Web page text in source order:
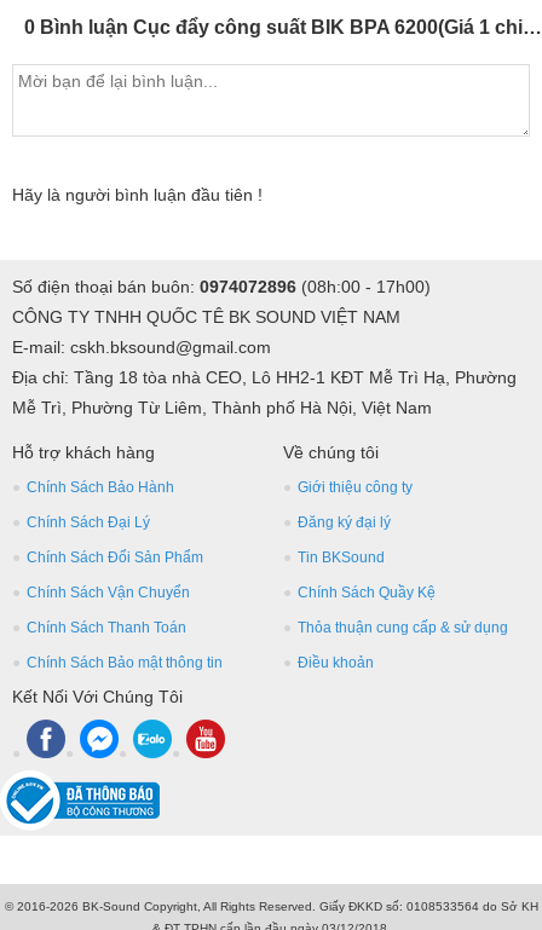
0 Bình luận Cục đẩy công suất BIK BPA 6200(Giá 1 chiếc)
Hãy là người bình luận đầu tiên !
Số điện thoại bán buôn: 0974072896 (08h:00 - 17h00)
CÔNG TY TNHH QUỐC TÊ BK SOUND VIỆT NAM
E-mail: cskh.bksound@gmail.com
Địa chỉ: Tầng 18 tòa nhà CEO, Lô HH2-1 KĐT Mễ Trì Hạ, Phường
Mễ Trì, Phường Từ Liêm, Thành phố Hà Nội, Việt Nam
Hỗ trợ khách hàng
Chính Sách Bảo Hành
Chính Sách Đại Lý
Chính Sách Đổi Sản Phẩm
Chính Sách Vận Chuyển
Chính Sách Thanh Toán
Chính Sách Bảo mật thông tin
Về chúng tôi
Giới thiệu công ty
Đăng ký đại lý
Tin BKSound
Chính Sách Quầy Kệ
Thỏa thuận cung cấp & sử dụng
Điều khoản
Kết Nối Với Chúng Tôi
© 2016-2026 BK-Sound Copyright, All Rights Reserved. Giấy ĐKKD số: 0108533564 do Sở KH